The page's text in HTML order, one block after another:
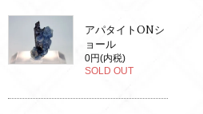
アパタイトONシ
ョール
0円(内税)
SOLD OUT